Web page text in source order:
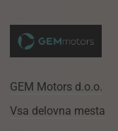
GEM Motors d.o.o.
Vsa delovna mesta